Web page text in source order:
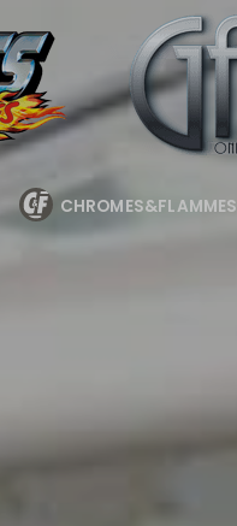
CHROMES&FLAMMES